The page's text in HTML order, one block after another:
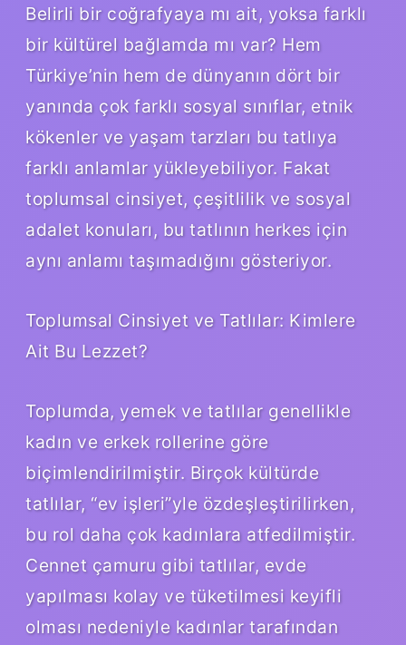
Belirli bir coğrafyaya mı ait, yoksa farklı
bir kültürel bağlamda mı var? Hem
Türkiye’nin hem de dünyanın dört bir
yanında çok farklı sosyal sınıflar, etnik
kökenler ve yaşam tarzları bu tatlıya
farklı anlamlar yükleyebiliyor. Fakat
toplumsal cinsiyet, çeşitlilik ve sosyal
adalet konuları, bu tatlının herkes için
aynı anlamı taşımadığını gösteriyor.
Toplumsal Cinsiyet ve Tatlılar: Kimlere
Ait Bu Lezzet?
Toplumda, yemek ve tatlılar genellikle
kadın ve erkek rollerine göre
biçimlendirilmiştir. Birçok kültürde
tatlılar, “ev işleri”yle özdeşleştirilirken,
bu rol daha çok kadınlara atfedilmiştir.
Cennet çamuru gibi tatlılar, evde
yapılması kolay ve tüketilmesi keyifli
olması nedeniyle kadınlar tarafından